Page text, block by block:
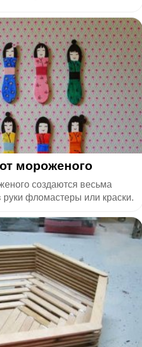
мороженого
создаются весьма
руки фломастеры или краски.